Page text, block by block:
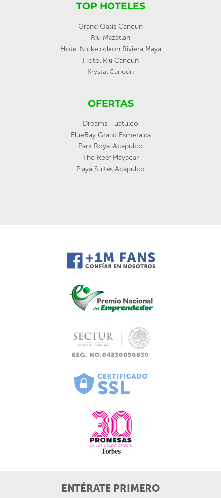
TOP HOTELES
Grand Oasis Cancun
Riu Mazatlan
Hotel Nickelodeon Riviera Maya
Hotel Riu Cancún
Krystal Cancún
OFERTAS
Dreams Huatulco
BlueBay Grand Esmeralda
Park Royal Acapulco
The Reef Playacar
Playa Suites Acapulco
ENTÉRATE PRIMERO